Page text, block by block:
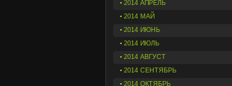
2014 АПРЕЛЬ
2014 МАЙ
2014 ИЮНЬ
2014 ИЮЛЬ
2014 АВГУСТ
2014 СЕНТЯБРЬ
2014 ОКТЯБРЬ